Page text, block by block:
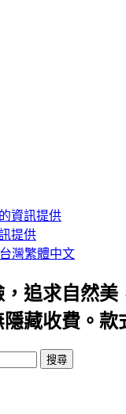
資訊提供
提供
台灣繁體中文
追求自然
藏收費。款